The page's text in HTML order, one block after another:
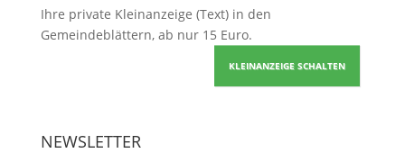
Ihre private Kleinanzeige (Text) in den
Gemeindeblättern, ab nur 15 Euro.
KLEINANZEIGE SCHALTEN
NEWSLETTER